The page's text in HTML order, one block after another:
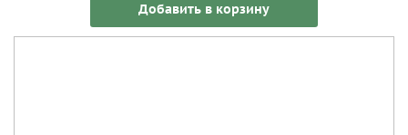
Добавить в корзину